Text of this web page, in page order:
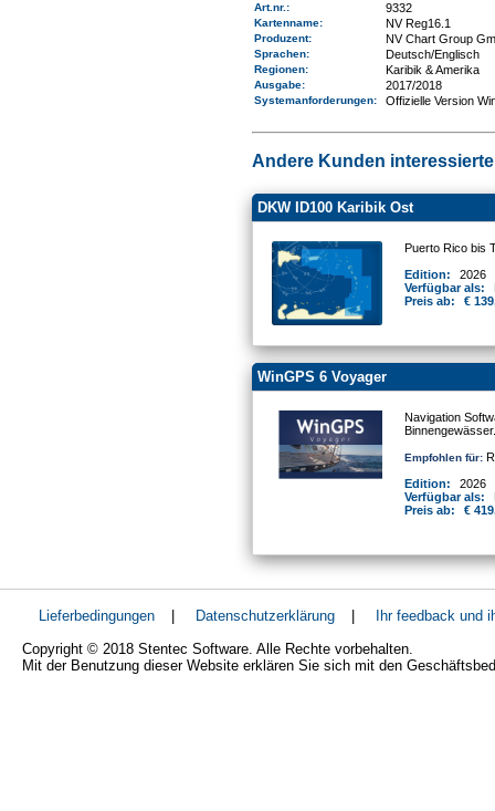
Art.nr. : 9332
Kartenname: NV Reg16.1
Produzent: NV Chart Group
Sprachen: Deutsch/Englisch
Regionen: Karibik & Amerika
Ausgabe: 2017/2018
Systemanforderungen: Offizielle Version
Andere Kunden
DKW ID100 Karibik Ost
Puerto Rico bis
Edition:
2026
Verfügbar als:
Preis ab:
€
WinGPS 6 Voyager
Navigation
Binnengewässer.
Empfohlen für:
Edition:
2026
Verfügbar als:
Preis ab:
€
Lieferbedingungen | Datenschutzerklärung |
Ihr feedback und
Copyright © 2018 Stentec Software. Alle Rechte vorbehalten.
Mit der Benutzung dieser Website erklären Sie sich mit den